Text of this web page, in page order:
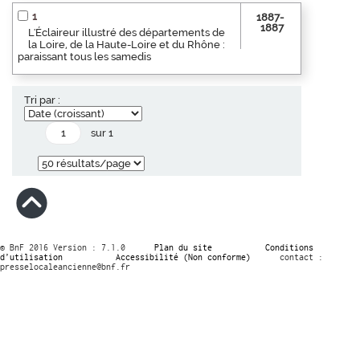
1
L'Éclaireur illustré des départements de
la Loire, de la Haute-Loire et du Rhône :
paraissant tous les samedis
1887-
1887
Tri par :
sur 1
© BnF 2016 Version : 7.1.0 Plan du site
Conditions
d’utilisation
Accessibilité (Non conforme)
contact :
presselocaleancienne@bnf.fr